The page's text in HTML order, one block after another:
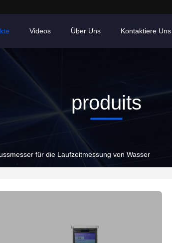
Videos Über Uns Kontaktiere Uns
produits
für die Laufzeitmessung von Wasser